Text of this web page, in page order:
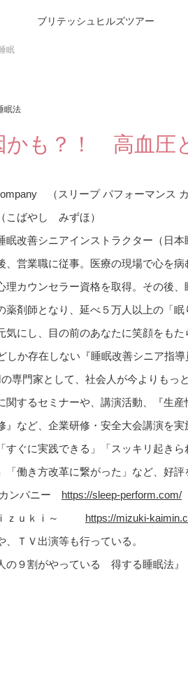
ブリテッシュヒルズツアー
眠
眠法
かも？！ 高血圧
（スリープ パフォーマンス カ
ばやし みずほ）
眠改善シニアインストラクター（日
、営業職に従事。医療の現場で心を
理カウンセラー資格を取得。その後
薬剤師となり、延べ５万人以上の「
気にし、目の前のあなたに笑顔をもた
しか存在しない『睡眠改善シニア指
専門家として、社会人が今よりもっ
関するセミナーや、講演活動、『生産
』など、企業研修・安全大会講演を実
すぐに実践できる」「スッキリ起き
「働き方改革に繋がった」など、好
ンパニー https://sleep-perform.com/
ｉｚｕｋｉ～ https://mizuki-
、ＴＶ出演等も行っている。
の９割がやっている 得する睡眠法』